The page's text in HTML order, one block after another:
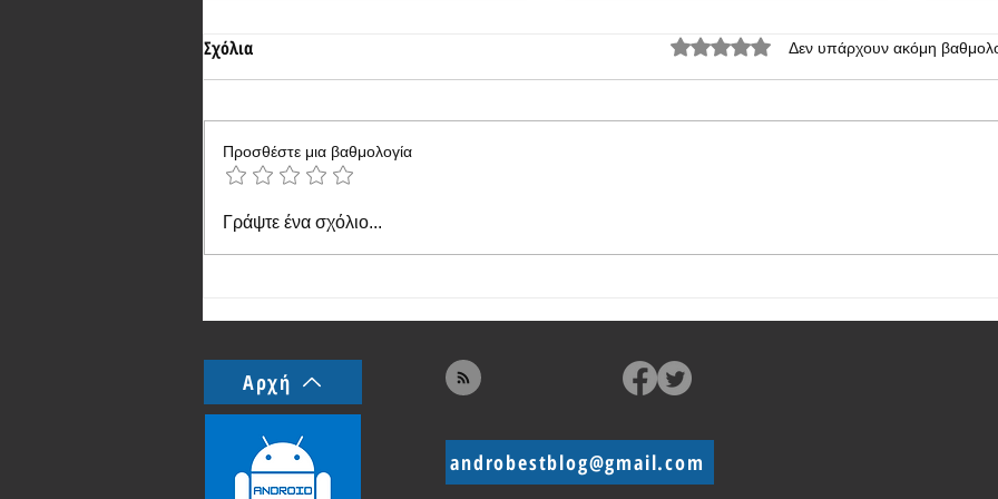
Παρουσίαση του Honor Magic V2
Σχόλια Βαθμολογήθηκε με 0 από 5 αστέρια.
Δεν υπάρχουν ακόμη
Προσθέστε μια βαθμολογία
Γράψτε ένα σχόλιο...
Αρχή
androbestblog@gmail.com